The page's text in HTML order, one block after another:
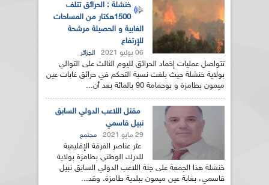
خنشلة : الحرائق تتلف
1500هكتار من المساحات
الغابية و الحصيلة مرشحة
للإرتفاع
06 يوليو 2021 الجزائر
تتواصل عمليات إخماد الحرائق لليوم الثالث على التوالي
بولاية خنشلة حيث بلغت نسبة التحكم في حرائق غابات عين
ميمون بطامزة و بوحمامة 90 بالمائة بعد أن...
مقتل اللاعب الدولي السابق
نبيل قاسمي
29 مايو 2021 مجتمع
عثر عناصر الفرقة الإقليمية
للدرك الوطني بطامزة بولاية
خنشلة هذا الجمعة على جثة اللاعب الدولي السابق نبيل
قاسمي، بغابة عين ميمون ببلدية طامزة. وقد...